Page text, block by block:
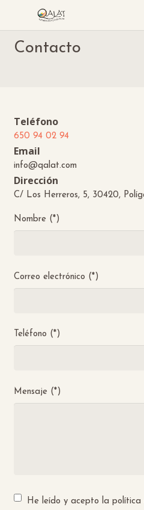
Contacto
Teléfono
650 94 02 94
Email
info@qalat.com
Dirección
C/ Los Herreros, 5, 30420,
Nombre (*)
Correo electrónico (*)
Teléfono (*)
Mensaje (*)
He leído y acepto la política